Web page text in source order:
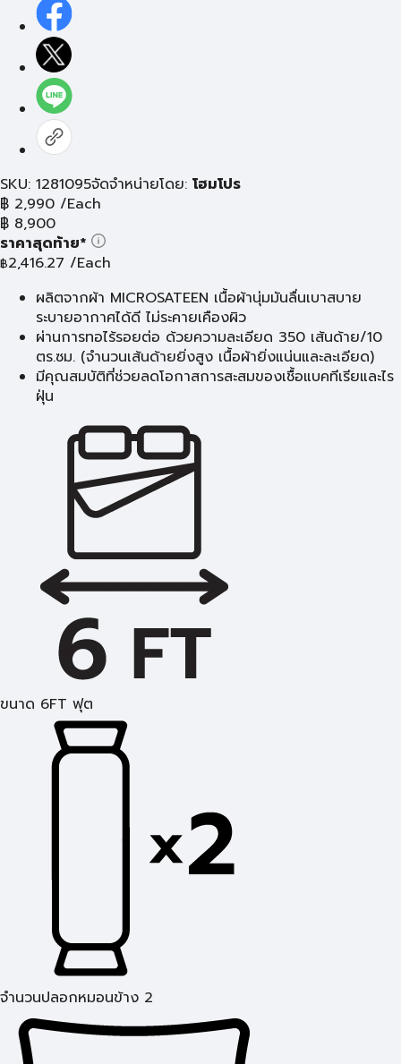
SKU: 1281095จัดจำหน่ายโดย: โฮมโปร
฿ 2,990 /Each
฿ 8,900
ราคาสุดท้าย*
฿2,416.27 /Each
ผลิตจากผ้า MICROSATEEN เนื้อผ้านุ่มมันลื่นเบาสบาย
ระบายอากาศได้ดี ไม่ระคายเคืองผิว
ผ่านการทอไร้รอยต่อ ด้วยความละเอียด 350 เส้นด้าย/10
ตร.ซม. (จำนวนเส้นด้ายยิ่งสูง เนื้อผ้ายิ่งแน่นและละเอียด)
มีคุณสมบัติที่ช่วยลดโอกาสการสะสมของเชื้อแบคทีเรียและไร
ฝุ่น
ขนาด 6FT ฟุต
จำนวนปลอกหมอนข้าง 2